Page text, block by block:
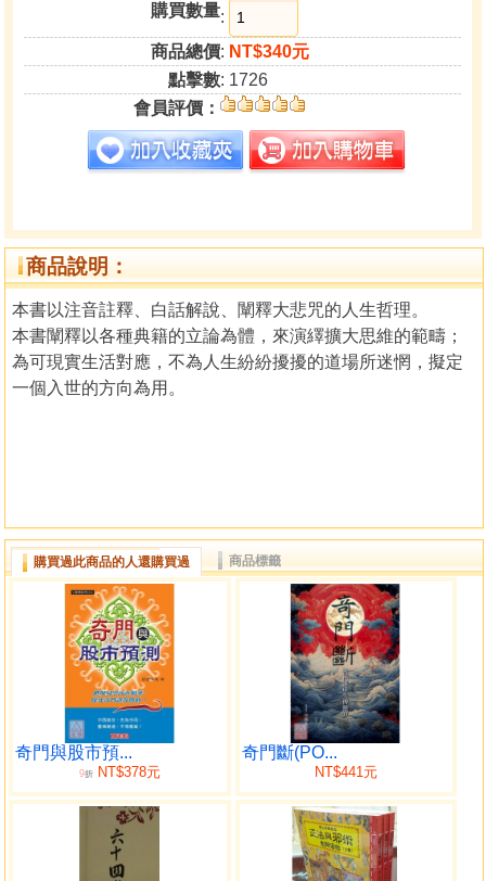
購買數量:
商品總價: NT$340元
點擊數: 1726
會員評價：
商品說明：
本書以注音註釋、白話解說、闡釋大悲咒的人生哲理。
本書闡釋以各種典籍的立論為體，來演繹擴大思維的範疇；
為可現實生活對應，不為人生紛紛擾擾的道場所迷惘，擬定
一個入世的方向為用。
購買過此商品的人還購買過 商品標籤
奇門與股市預...
9折NT$378元
奇門斷(PO...
NT$441元